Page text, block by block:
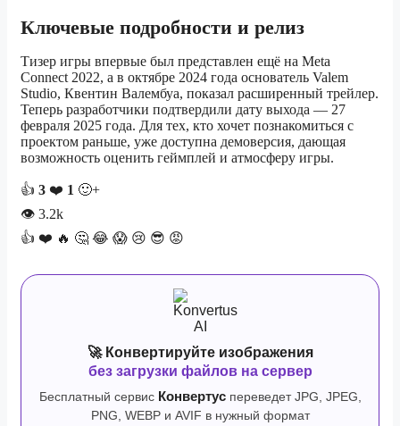
Ключевые подробности и релиз
Тизер игры впервые был представлен ещё на Meta
Connect 2022, а в октябре 2024 года основатель Valem
Studio, Квентин Валембуа, показал расширенный трейлер.
Теперь разработчики подтвердили дату выхода — 27
февраля 2025 года. Для тех, кто хочет познакомиться с
проектом раньше, уже доступна демоверсия, дающая
возможность оценить геймплей и атмосферу игры.
👍 3 ❤️ 1 🙂+
👁 3.2k
👍 ❤️ 🔥 🤔 😂 😱 😢 😎 😡
🚀 Конвертируйте изображения
без загрузки файлов на сервер
Бесплатный сервис Конвертуспереведет JPG, JPEG,
PNG, WEBP и AVIF в нужный формат